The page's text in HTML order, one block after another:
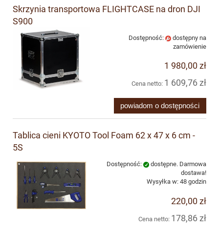
Skrzynia transportowa FLIGHTCASE na dron DJI
S900
Dostępność:
dostępny na
zamówienie
1 980,00 zł
Cena netto: 1 609,76 zł
powiadom o dostępności
Tablica cieni KYOTO Tool Foam 62 x 47 x 6 cm -
5S
Dostępność:
dostępne. Darmowa
dostawa!
Wysyłka w: 48 godzin
220,00 zł
Cena netto: 178,86 zł